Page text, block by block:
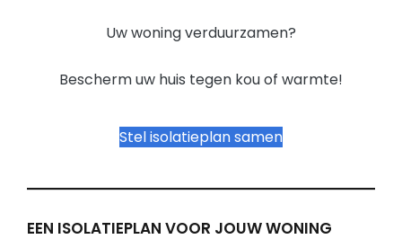
Uw woning verduurzamen?
Bescherm uw huis tegen kou of warmte!
Stel isolatieplan samen
EEN ISOLATIEPLAN VOOR JOUW WONING